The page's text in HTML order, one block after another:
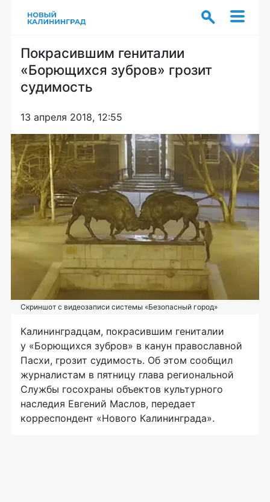
Покрасившим гениталии
«Борющихся зубров» грозит
судимость
13 апреля 2018, 12:55
Скриншот с видеозаписи системы «Безопасный город»
Калининградцам, покрасившим гениталии
у «Борющихся зубров» в канун православной
Пасхи, грозит судимость. Об этом сообщил
журналистам в пятницу глава региональной
Службы госохраны объектов культурного
наследия Евгений Маслов, передает
корреспондент «Нового Калининграда».